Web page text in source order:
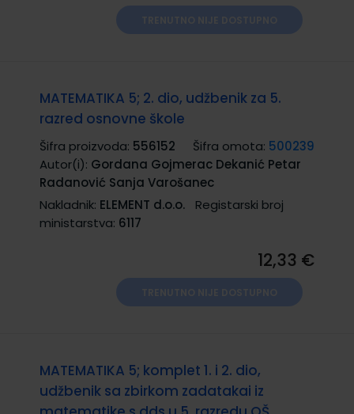
MATEMATIKA 5; 2. dio, udžbenik za 5.
razred osnovne škole
Šifra proizvoda: 556152 Šifra omota: 500239
Autor(i): Gordana Gojmerac Dekanić Petar
Radanović Sanja Varošanec
Nakladnik: ELEMENT d.o.o.
Registarski broj
ministarstva: 6117
12,33 €
MATEMATIKA 5; komplet 1. i 2. dio,
udžbenik sa zbirkom zadatakai iz